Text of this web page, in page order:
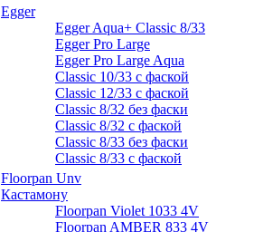
Egger
Egger Aqua+ Classic 8/33
Egger Pro Large
Egger Pro Large Aqua
Classic 10/33 с фаской
Classic 12/33 с фаской
Classic 8/32 без фаски
Classic 8/32 с фаской
Classic 8/33 без фаски
Classic 8/33 с фаской
Floorpan Unv
Кастамону
Floorpan Violet 1033 4V
Floorpan AMBER 833 4V